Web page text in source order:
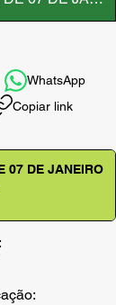
WhatsApp
Copiar link
07 DE JANEIRO